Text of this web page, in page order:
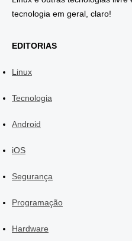
tecnologia em geral, claro!
EDITORIAS
Linux
Tecnologia
Android
iOS
Segurança
Programação
Hardware